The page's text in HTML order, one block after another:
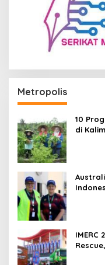
Metropolis
10
di
IMERC